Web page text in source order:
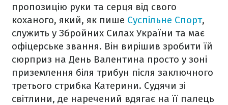
пропозицію руки та серця від свого
коханого, який, як пише Суспільне Спорт,
служить у Збройних Силах України та має
офіцерське звання. Він вирішив зробити їй
сюрприз на День Валентина просто у зоні
приземлення біля трибун після заключного
третього стрибка Катерини. Судячи зі
світлини, де наречений вдягає на її палець